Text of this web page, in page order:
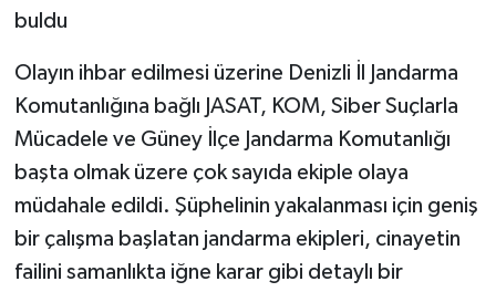
buldu
Olayın ihbar edilmesi üzerine Denizli İl Jandarma
Komutanlığına bağlı JASAT, KOM, Siber Suçlarla
Mücadele ve Güney İlçe Jandarma Komutanlığı
başta olmak üzere çok sayıda ekiple olaya
müdahale edildi. Şüphelinin yakalanması için geniş
bir çalışma başlatan jandarma ekipleri, cinayetin
failini samanlıkta iğne karar gibi detaylı bir